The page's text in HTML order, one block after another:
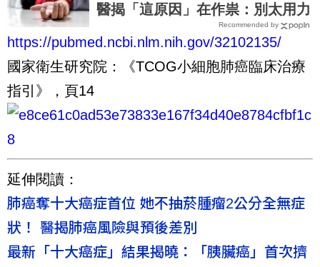
醫揭「這原因」在作祟：別太用力
Recommended by
https://pubmed.ncbi.nlm.nih.gov/32102135/
國家衛生研究院：《TCOG小細胞肺癌臨床治療
指引》，頁14
延伸閱讀：
肺癌奪十大癌症首位 她不抽菸腫瘤2公分全無症
狀！ 醫揭肺癌風險與預後差別
最新「十大癌症」結果揭曉：「胰臟癌」首次擠